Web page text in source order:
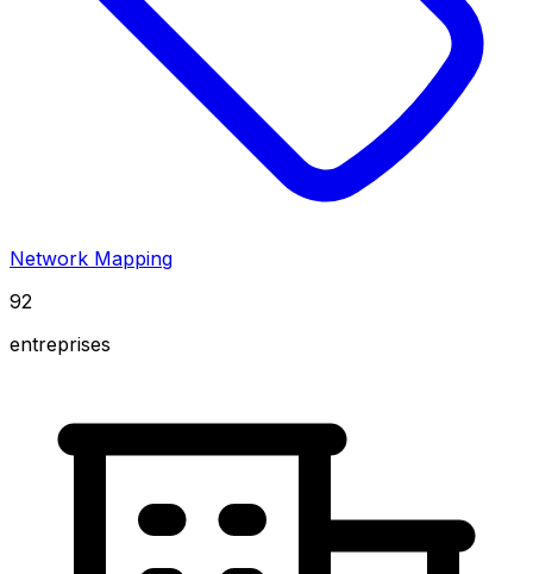
Network Mapping
92
entreprises